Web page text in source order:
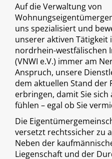
Auf die Verwaltung von
uns spezialisiert und
unserer aktiven Tätigkeit
nordrhein-westfälischen
(VNWI e.V.) immer am
Anspruch, unsere
dem aktuellen Stand der
erbringen, damit Sie
fühlen – egal ob Sie
Die
versetzt rechtssicher zu
Neben der
Liegenschaft und der